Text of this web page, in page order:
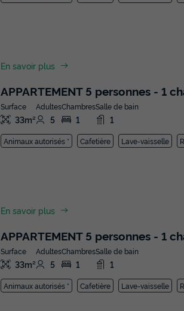
En savoir plus
APPARTEMENT 5 personnes - 1
Surface
33m²
Adultes
5
Chambres
1
Salle de bain
1
Animaux autorisés * Cafetière Lave-vaisselle
En savoir plus
APPARTEMENT 5 personnes - 1
Surface
33m²
Adultes
5
Chambres
1
Salle de bain
1
Animaux autorisés * Cafetière Lave-vaisselle